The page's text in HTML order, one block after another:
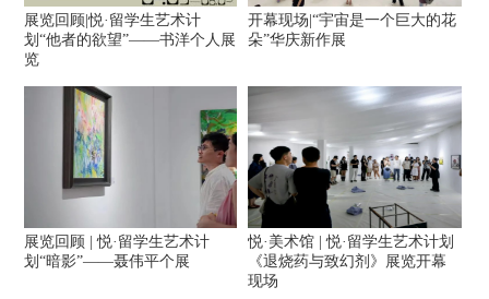
展览回顾|悦·留学生艺术计
划“他者的欲望”——书洋个人展
览
开幕现场|“宇宙是一个巨大的花
朵”华庆新作展
展览回顾 | 悦·留学生艺术计
划“暗影”——聂伟平个展
悦·美术馆 | 悦·留学生艺术计划
《退烧药与致幻剂》展览开幕
现场